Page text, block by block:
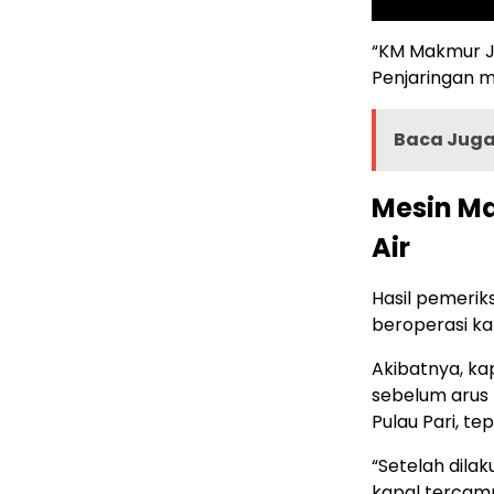
“KM Makmur
Penjaringan
Baca
Mesin
Air
Hasil
beroperasi
Akibatnya,
sebelum
Pulau Pari,
“Setelah